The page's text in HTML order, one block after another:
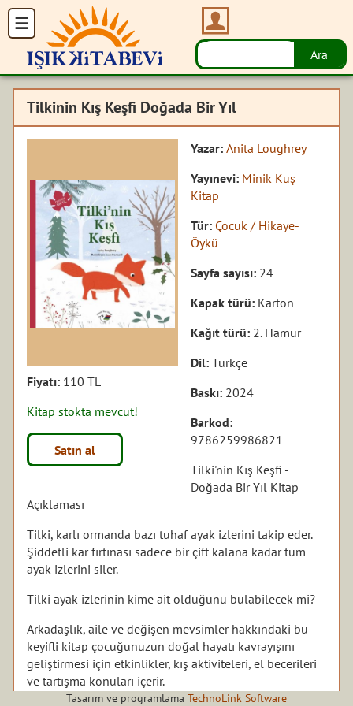
Tilkinin Kış Keşfi Doğada Bir Yıl
Fiyatı: 110 TL
Kitap stokta mevcut!
Satın al
Yazar:Anita Loughrey
Yayınevi: Minik Kuş
Kitap
Tür: Çocuk / Hikaye-
Öykü
Sayfa sayısı: 24
Kapak türü: Karton
Kağıt türü: 2. Hamur
Dil:Türkçe
Baskı: 2024
Barkod:
9786259986821
Tilki'nin Kış Keşfi -
Doğada Bir Yıl Kitap
Açıklaması
Tilki, karlı ormanda bazı tuhaf ayak izlerini takip eder.
Şiddetli kar fırtınası sadece bir çift kalana kadar tüm
ayak izlerini siler.
Tilki ayak izlerinin kime ait olduğunu bulabilecek mi?
Arkadaşlık, aile ve değişen mevsimler hakkındaki bu
keyifli kitap çocuğunuzun doğal hayatı kavrayışını
geliştirmesi için etkinlikler, kış aktiviteleri, el becerileri
ve tartışma konuları içerir.
Tasarım ve programlama TechnoLink Software